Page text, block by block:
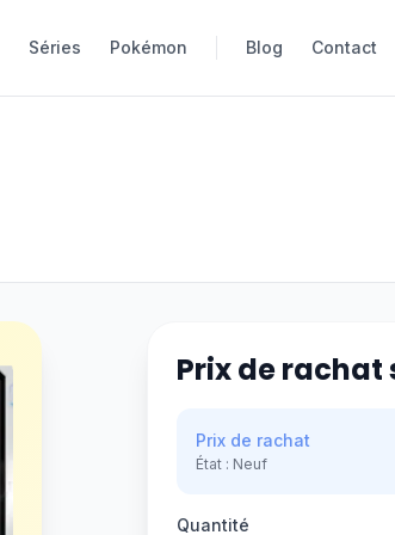
Séries Pokémon Blog Contact
Séries Pokémon Blog Contact
Prix de rachat
Prix de rachat
État : Neuf
Quantité